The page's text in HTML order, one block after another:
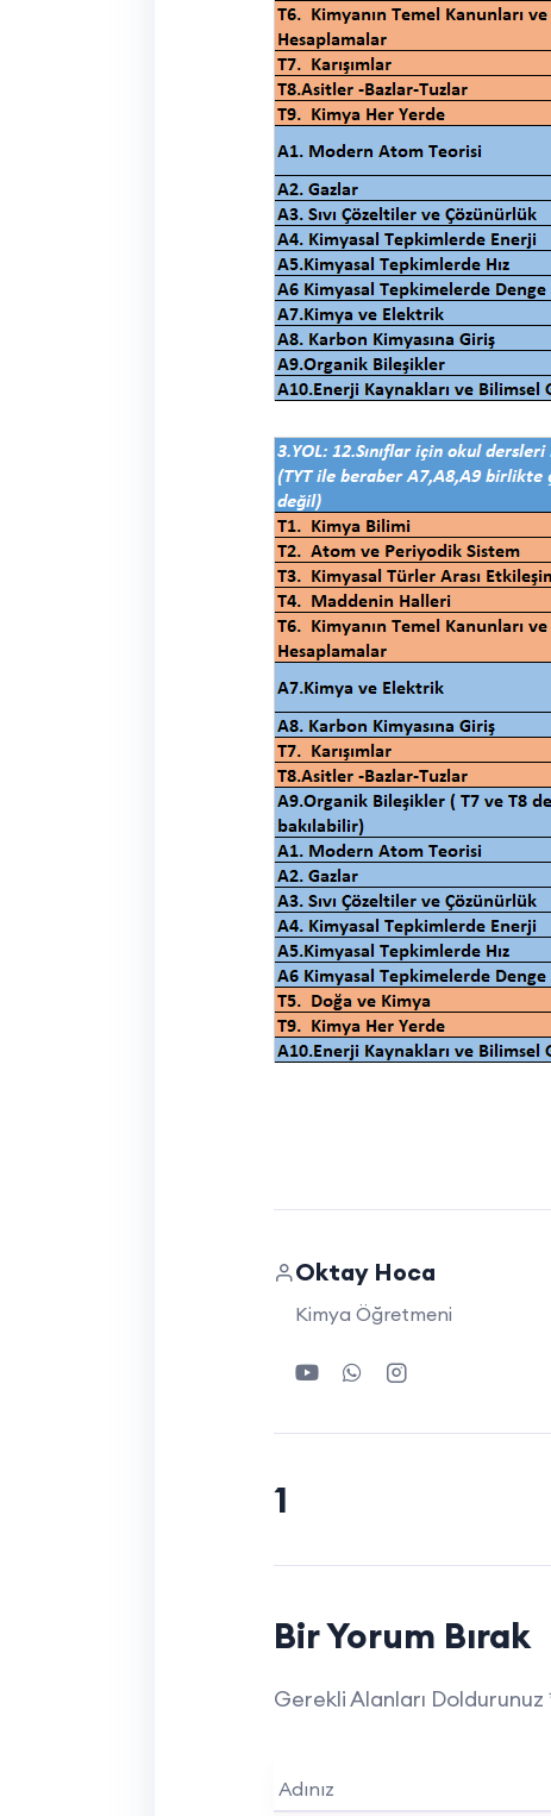
Oktay Hoca
Kimya Öğretmeni
1
Bir Yorum Bırak
Gerekli Alanları Doldurunuz